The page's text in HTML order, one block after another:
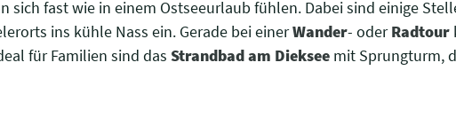
sich fast wie in einem Ostseeurlaub fühlen. Dabei sind einige
ins kühle Nass ein. Gerade bei einerWander- oderRadtour
für Familien sind das Strandbad am Dieksee mit Sprungturm,